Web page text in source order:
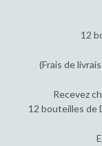
12
(Frais de
Recevez
12 bouteilles de